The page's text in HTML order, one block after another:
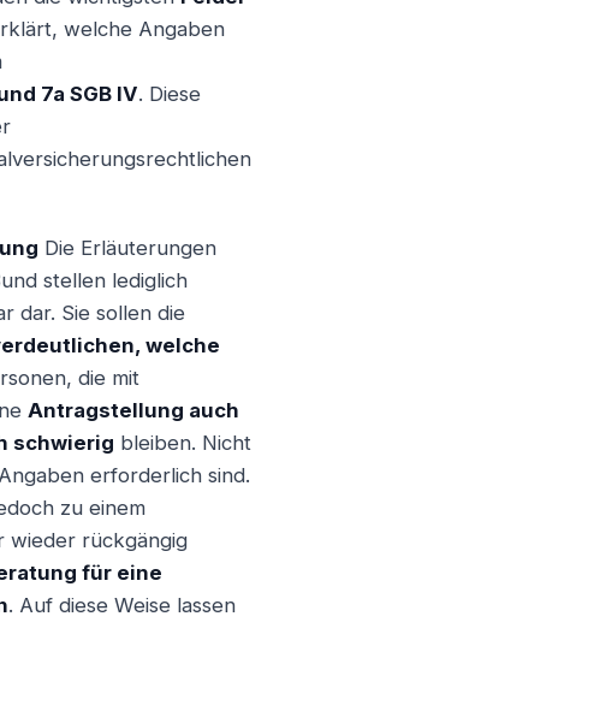
welche Angaben
7a SGB IV. Diese
Die Erläuterungen
stellen lediglich
dar. Sie sollen die
welche
die mit
Antragstellung auch
schwierig bleiben. Nicht
erforderlich sind.
zu einem
wieder rückgängig
für eine
. Auf diese Weise lassen